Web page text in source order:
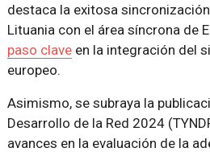
destaca la exitosa
Lituania con el área síncrona de
paso claveen la integración del
europeo.
Asimismo, se subraya la
Desarrollo de la Red 2024
avances en la evaluación de la